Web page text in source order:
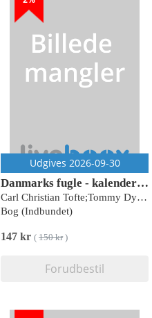
Udgives 2026-09-30
Danmarks fugle - kalender 2027
Carl Christian Tofte;Tommy Dybbro
Bog (Indbundet)
147 kr ( 150 kr)
Forudbestil